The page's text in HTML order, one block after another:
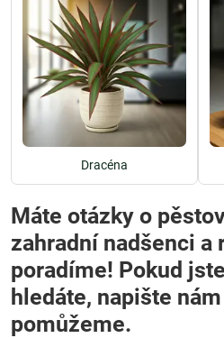
Dracéna
Máte otázky o
zahradní nadšenci a
poradíme! Pokud
hledáte, napište
pomůžeme.